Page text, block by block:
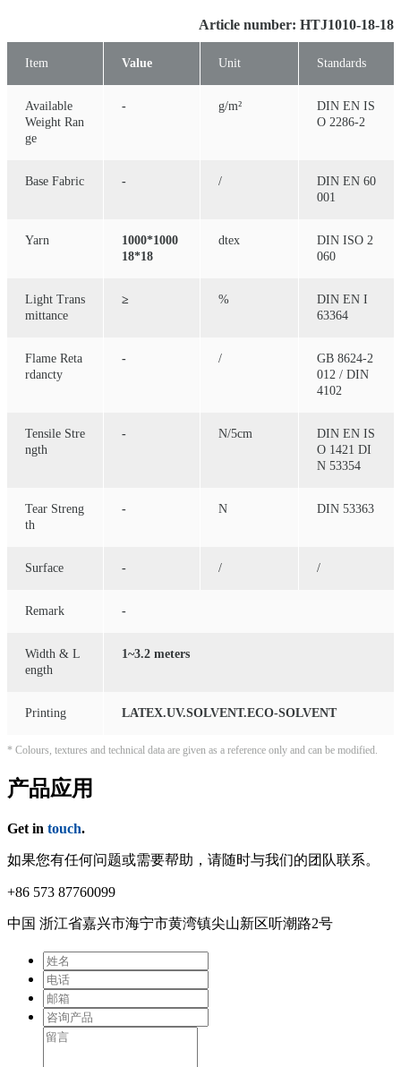
Article number: HTJ1010-18-18
Item Value Unit Standards
Available
Weight Ran
ge
- g/m²
DIN EN IS
O 2286-2
Base Fabric - /
DIN EN 60
001
Yarn
1000*1000
18*18
dtex
DIN ISO 2
060
Light Trans
mittance
≥ %
DIN EN I
63364
Flame Reta
rdancty
- /
GB 8624-2
012 / DIN
4102
Tensile Stre
ngth
- N/5cm
DIN EN IS
O 1421 DI
N 53354
Tear Streng
th
- N DIN 53363
Surface - / /
Remark -
Width & L
ength
1~3.2 meters
Printing LATEX.UV.SOLVENT.ECO-SOLVENT
* Colours, textures and technical data are given as a reference only and can be modified.
产品应用
Get in touch.
如果您有任何问题或需要帮助，请随时与我们的团队联系。
+86 573 87760099
中国 浙江省嘉兴市海宁市⻩湾镇尖⼭新区听潮路2号